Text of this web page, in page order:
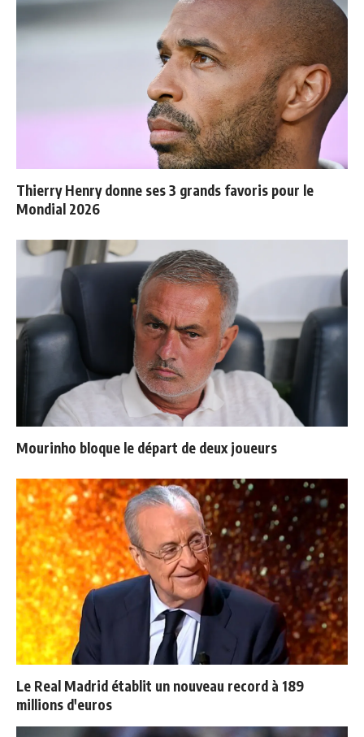
Thierry Henry donne ses 3 grands favoris pour le
Mondial 2026
Mourinho bloque le départ de deux joueurs
Le Real Madrid établit un nouveau record à 189
millions d'euros